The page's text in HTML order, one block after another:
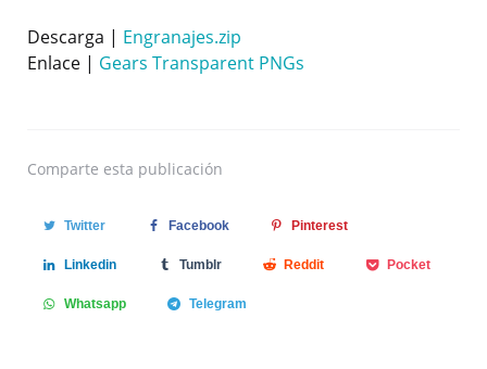
Descarga | Engranajes.zip
Enlace | Gears Transparent PNGs
Comparte esta publicación
Twitter Facebook Pinterest
Linkedin Tumblr Reddit Pocket
Whatsapp Telegram